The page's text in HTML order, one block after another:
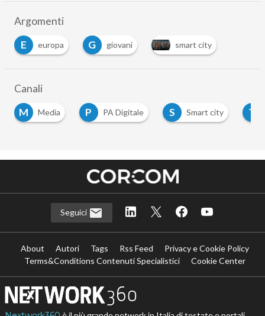
Argomenti
E
europa G giovani smart city
Canali
M
Media P PA Digitale S Smart city T
Seguici
About Autori Tags Rss Feed
Privacy e Cookie Policy
Terms&Conditions Contenuti Specialistici
Cookie Center